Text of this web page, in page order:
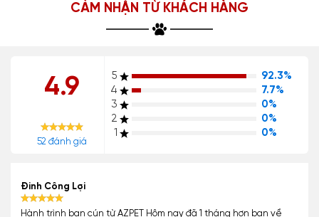
CẢM NHẬN TỪ KHÁCH HÀNG
4.9
52 đánh giá
5
92.3%
4
7.7%
3
0%
2
0%
1
0%
Đinh Công Lợi
Hành trình bạn cún từ AZPET Hôm nay đã 1 tháng hơn bạn về